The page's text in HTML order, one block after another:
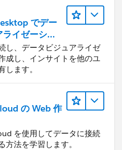
below.
issue.
for your reference.
でデー
イゼーショ
し、データビジュアライゼ
成し、インサイトを他のユ
します。
の Web 作
を使用してデータに接続
方法を学習します。